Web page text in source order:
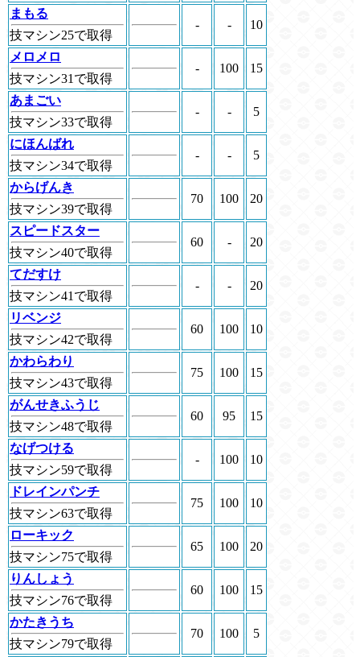
まもる
技マシン25で取得
- - 10
メロメロ
技マシン31で取得
- 100 15
あまごい
技マシン33で取得
- - 5
にほんばれ
技マシン34で取得
- - 5
からげんき
技マシン39で取得
70 100 20
スピードスター
技マシン40で取得
60 - 20
てだすけ
技マシン41で取得
- - 20
リベンジ
技マシン42で取得
60 100 10
かわらわり
技マシン43で取得
75 100 15
がんせきふうじ
技マシン48で取得
60 95 15
なげつける
技マシン59で取得
- 100 10
ドレインパンチ
技マシン63で取得
75 100 10
ローキック
技マシン75で取得
65 100 20
りんしょう
技マシン76で取得
60 100 15
かたきうち
技マシン79で取得
70 100 5